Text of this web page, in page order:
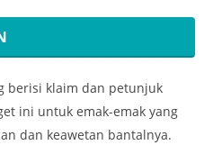
berisi klaim dan petunjuk
ini untuk emak-emak yang
dan keawetan bantalnya.